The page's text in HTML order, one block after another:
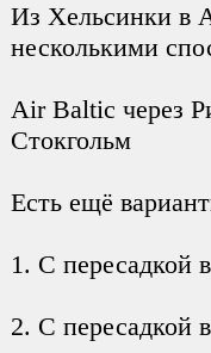
Из Хельсинки в
несколькими
Air Baltic через
Стокгольм
Есть ещё
1. С пересадкой
2. С пересадкой